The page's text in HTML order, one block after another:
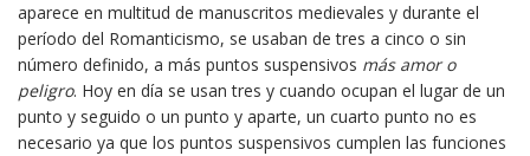
aparece en multitud de manuscritos medievales y durante el
período del Romanticismo, se usaban de tres a cinco o sin
número definido, a más puntos suspensivos más amor o
peligro. Hoy en día se usan tres y cuando ocupan el lugar de un
punto y seguido o un punto y aparte, un cuarto punto no es
necesario ya que los puntos suspensivos cumplen las funciones